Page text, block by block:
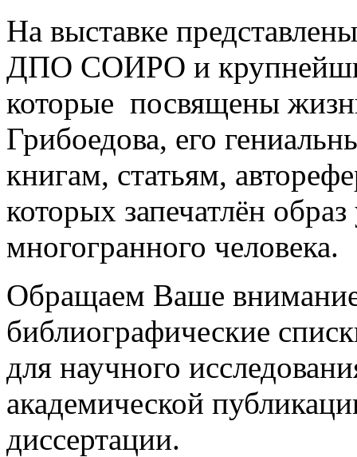
На выставке
ДПО СОИРО и
которые посвящены
Грибоедова, его
книгам, статьям,
которых запечатлён
многогранного человека.
Обращаем Ваше
библиографические
для научного
академической
диссертации.